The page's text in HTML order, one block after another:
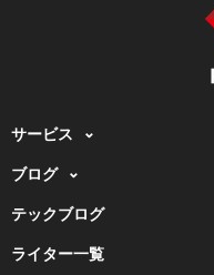
サービス
ブログ
テックブログ
ライター一覧